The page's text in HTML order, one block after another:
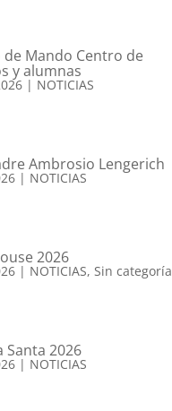
de Mando Centro de
y alumnas
| NOTICIAS
Ambrosio Lengerich
| NOTICIAS
2026
| NOTICIAS, Sin categoría
Santa 2026
| NOTICIAS